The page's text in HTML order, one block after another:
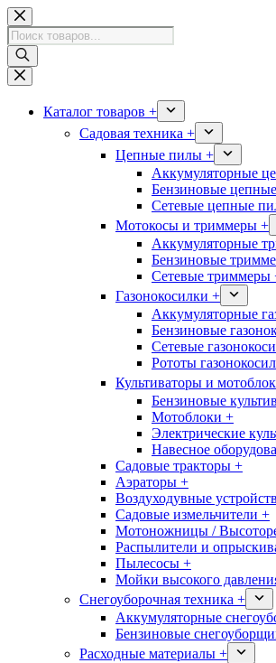
Перейти
к
сути
Поиск
товаров
Каталог товаров +
Садовая техника +
Цепные пилы +
Аккумуляторные
Бензиновые
Сетевые цепные
Мотокосы и триммеры +
Аккумуляторные
Бензиновые
Сетевые триммеры
Газонокосилки +
Аккумуляторные
Бензиновые
Сетевые
Рототы
Культиваторы и
Бензиновые
Мотоблоки +
Электрические
Навесное
Садовые тракторы +
Аэраторы +
Воздуходувные
Садовые измельчители +
Мотоножницы /
Распылители и
Пылесосы +
Мойки высокого
Снегоуборочная техника +
Аккумуляторные
Бензиновые
Расходные материалы +